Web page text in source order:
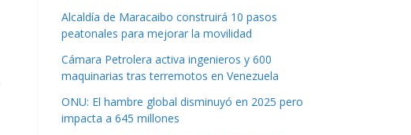
Alcaldía de Maracaibo construirá 10 pasos
peatonales para mejorar la movilidad
Cámara Petrolera activa ingenieros y 600
maquinarias tras terremotos en Venezuela
ONU: El hambre global disminuyó en 2025 pero
impacta a 645 millones